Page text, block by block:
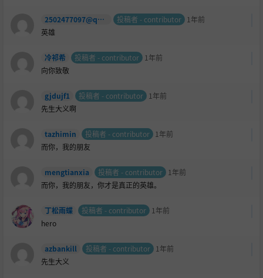
2502477097@qq.com 投稿者 - contributor
1年前
英雄
冷祁希 投稿者 - contributor
1年前
向你致敬
gjdujf1 投稿者 - contributor
1年前
先生大义啊
tazhimin 投稿者 - contributor
1年前
而你，我的朋友
mengtianxia 投稿者 - contributor
1年前
而你，我的朋友，你才是真正的英雄。
丁松雨蝶 投稿者 - contributor
1年前
hero
azbankill 投稿者 - contributor
1年前
先生大义